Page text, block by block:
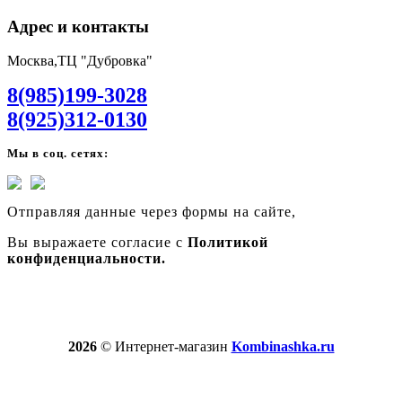
Адрес и контакты
Москва,ТЦ "Дубровка"
8(985)199-3028
8(925)312-0130
Мы в соц. сетях:
Отправляя данные через формы на сайте,
Вы выражаете согласие с Политикой
конфиденциальности.
2026© Интернет-магазин Kombinashka.ru